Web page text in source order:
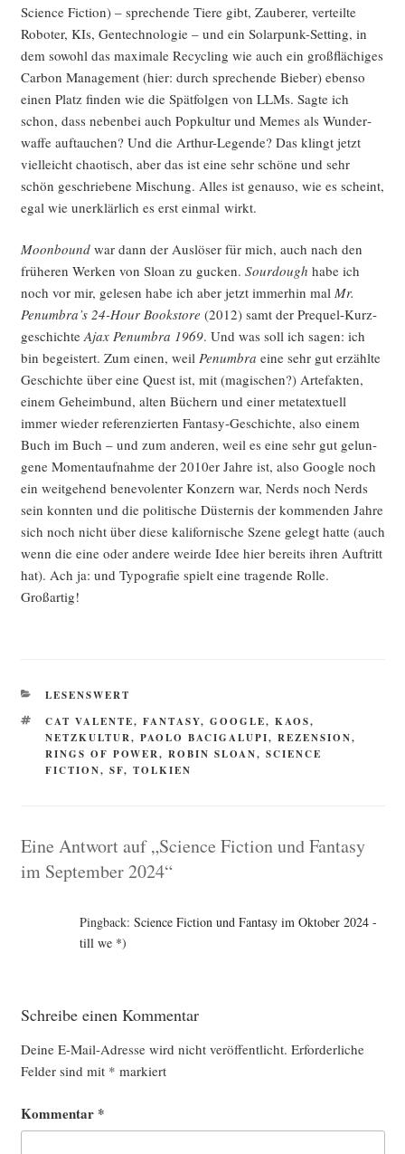
Sci­ence Fic­tion) – spre­chen­de Tie­re gibt, Zau­be­rer, ver­teil­te
Robo­ter, KIs, Gen­tech­no­lo­gie – und ein Solar­punk-Set­ting, in
dem sowohl das maxi­ma­le Recy­cling wie auch ein groß­flä­chi­ges
Car­bon Manage­ment (hier: durch spre­chen­de Bie­ber) eben­so
einen Platz fin­den wie die Spät­fol­gen von LLMs. Sag­te ich
schon, dass neben­bei auch Pop­kul­tur und Memes als Wun­der­
waf­fe auf­tau­chen? Und die Arthur-Legen­de? Das klingt jetzt
viel­leicht chao­tisch, aber das ist eine sehr schö­ne und sehr
schön geschrie­be­ne Mischung. Alles ist genau­so, wie es scheint,
egal wie uner­klär­lich es erst ein­mal wirkt.
Moon­boundwar dann der Aus­lö­ser für mich, auch nach den
frü­he­ren Wer­ken von Slo­an zu gucken. Sourdough habe ich
noch vor mir, gele­sen habe ich aber jetzt immer­hin mal Mr.
Penumbra’s 24-Hour Book­s­to­re (2012) samt der Pre­quel-Kurz­
ge­schich­teAjax Pen­um­bra 1969. Und was soll ich sagen: ich
bin begeis­tert. Zum einen, weil Pen­um­bra eine sehr gut erzähl­te
Geschich­te über eine Quest ist, mit (magi­schen?) Arte­fak­ten,
einem Geheim­bund, alten Büchern und einer meta­tex­tu­ell
immer wie­der refe­ren­zier­ten Fan­ta­sy-Geschich­te, also einem
Buch im Buch – und zum ande­ren, weil es eine sehr gut gelun­
ge­ne Moment­auf­nah­me der 2010er Jah­re ist, also Goog­le noch
ein weit­ge­hend bene­vo­len­ter Kon­zern war, Nerds noch Nerds
sein konn­ten und die poli­ti­sche Düs­ter­nis der kom­men­den Jah­re
sich noch nicht über die­se kali­for­ni­sche Sze­ne gelegt hat­te (auch
wenn die eine oder ande­re weir­de Idee hier bereits ihren Auf­tritt
hat). Ach ja: und Typo­gra­fie spielt eine tra­gen­de Rol­le.
Großartig!
KATEGORIEN
LESENSWERT
SCHLAGWÖRTER
CAT VALENTE, FANTASY, GOOGLE, KAOS,
NETZKULTUR, PAOLO BACIGALUPI, REZENSION,
RINGS OF POWER, ROBIN SLOAN, SCIENCE
FICTION, SF, TOLKIEN
Eine Antwort auf „Science Fiction und Fantasy
im September 2024“
Pingback: Science Fiction und Fantasy im Oktober 2024 -
till we *)
Schreibe einen Kommentar
Deine E-Mail-Adresse wird nicht veröffentlicht. Erforderliche
Felder sind mit * markiert
Kommentar *